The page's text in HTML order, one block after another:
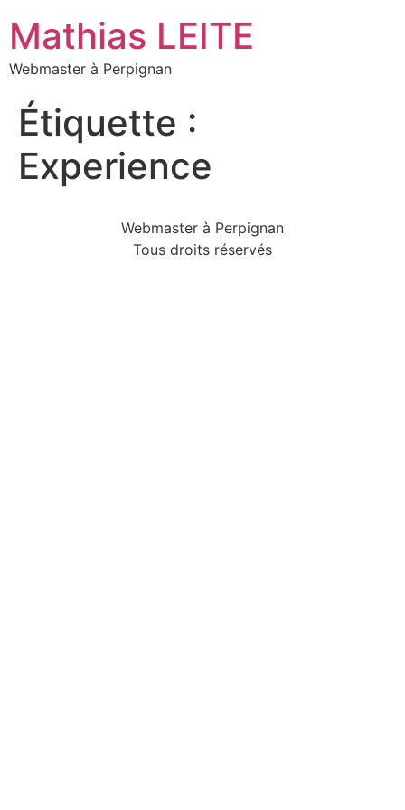
Mathias LEITE
Webmaster à Perpignan
Étiquette :
Experience
Webmaster à Perpignan
Tous droits réservés